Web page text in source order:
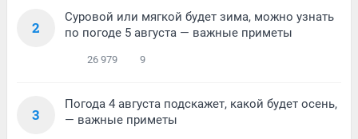
2
Суровой или мягкой будет зима, можно узнать
по погоде 5 августа — важные приметы
26 979 9
3
Погода 4 августа подскажет, какой будет осень,
— важные приметы